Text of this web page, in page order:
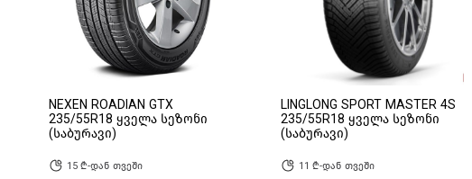
NEXEN ROADIAN GTX
235/55R18 ყველა სეზონი
(საბურავი)
15 ₾-დან თვეში
LINGLONG SPORT MASTER 4S
235/55R18 ყველა სეზონი
(საბურავი)
11 ₾-დან თვეში